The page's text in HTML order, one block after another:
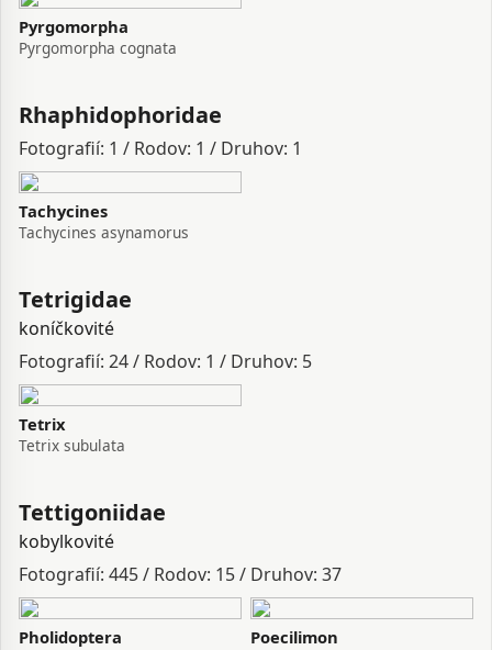
Pyrgomorpha
Pyrgomorpha cognata
Rhaphidophoridae
Fotografií: 1 / Rodov: 1 / Druhov: 1
Tachycines
Tachycines asynamorus
Tetrigidae
koníčkovité
Fotografií: 24 / Rodov: 1 / Druhov: 5
Tetrix
Tetrix subulata
Tettigoniidae
kobylkovité
Fotografií: 445 / Rodov: 15 / Druhov: 37
Pholidoptera Poecilimon